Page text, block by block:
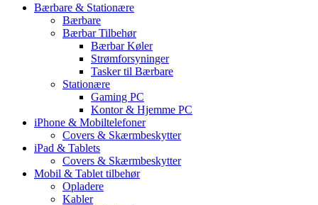
Bærbare & Stationære
Bærbare
Bærbar Tilbehør
Bærbar Køler
Strømforsyninger
Tasker til Bærbare
Stationære
Gaming PC
Kontor & Hjemme PC
iPhone & Mobiltelefoner
Covers & Skærmbeskytter
iPad & Tablets
Covers & Skærmbeskytter
Mobil & Tablet tilbehør
Opladere
Kabler